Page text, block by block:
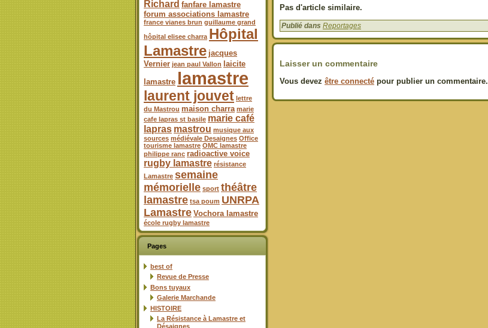
Richard fanfare lamastre
forum associations lamastre
france vianes brun guillaume grand
hôpital elisee charra Hôpital
Lamastre jacques
Vernier jean paul Vallon
laicite
lamastre lamastre
laurent jouvet lettre
du Mastrou maison charra marie
cafe lapras st basile marie café
lapras mastrou musique aux
sources médiévale Desaignes Office
tourisme lamastre OMC lamastre
philippe ranc radioactive voice
rugby lamastre résistance
Lamastre semaine
mémorielle sport théâtre
lamastre tsa poum UNRPA
Lamastre Vochora lamastre
école rugby lamastre
Pages
best of
Revue de Presse
Bons tuyaux
Galerie Marchande
HISTOIRE
La Résistance à Lamastre et
Désaignes
Pas d'article similaire.
Publié dans Reportages
Laisser un commentaire
Vous devez être connecté pour publier un commentaire.